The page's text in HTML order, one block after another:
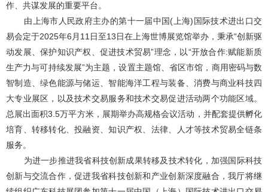
作、共谋发展的重要平台。
由上海市人民政府主办的第十一届中国(上海)国际技术进出口交
易会定于2025年6月11日至13日在上海世博展览馆举办，秉承“创新驱
动发展、保护知识产权、促进技术贸易”理念，以“开放合作:赋能新质
生产力与可持续发展”为主题，设置主题馆、省区市馆，商用密码与数
智制造、绿色能源与储运、智能海洋工程与装备、消费与商业科技四
大专业展区，以及技术交易服务和技术交易促进活动两个功能区域。
总展出面积3.5万平方米，展期举办高规格会议活动，并配套提供孵化
培育、转移转化、投融资、知识产权、法律、人才等技术贸易全链条
服务。
为进一步推进我省科技创新成果转移及技术转化，加强国际科技
创新与交流合作，促进我省科技创新和产业创新深度融合，我厅将继